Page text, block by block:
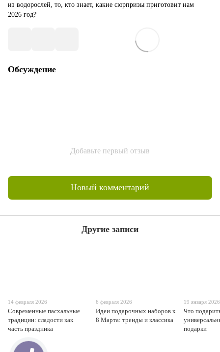
из водорослей, то, кто знает, какие сюрпризы приготовит нам
2026 год?
Обсуждение
Добавьте первый отзыв
Новый комментарий
Другие записи
14 февраля 2026
Современные пасхальные
традиции: сладости как
часть праздника
6 февраля 2026
Идеи подарочных наборов к
8 Марта: тренды и классика
19 января 2026
Что
подарки